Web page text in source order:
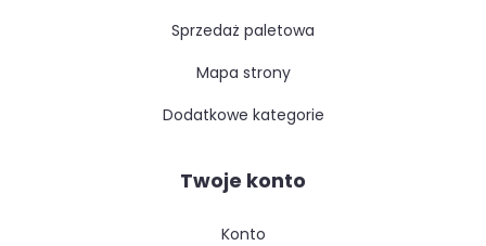
sprzedaż paletowa
mapa strony
dodatkowe kategorie
Twoje konto
konto